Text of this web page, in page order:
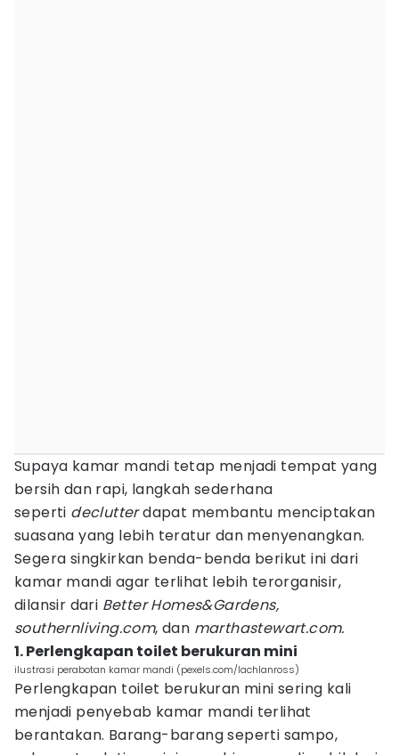
Supaya kamar mandi tetap menjadi tempat yang
bersih dan rapi, langkah sederhana
seperti declutterdapat membantu menciptakan
suasana yang lebih teratur dan menyenangkan.
Segera singkirkan benda-benda berikut ini dari
kamar mandi agar terlihat lebih terorganisir,
dilansir dari Better Homes&Gardens,
southernliving.com, dan marthastewart.com.
1. Perlengkapan toilet berukuran mini
ilustrasi perabotan kamar mandi (pexels.com/lachlanross)
Perlengkapan toilet berukuran mini sering kali
menjadi penyebab kamar mandi terlihat
berantakan. Barang-barang seperti sampo,